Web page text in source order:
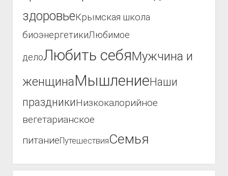
здоровьеКрымская школа
биоэнергетикиЛюбимое
делоЛюбить себяМужчина и
женщинаМышлениеНаши
праздникиНизкокалорийное
вегетарианское
питаниеПутешествияСемья